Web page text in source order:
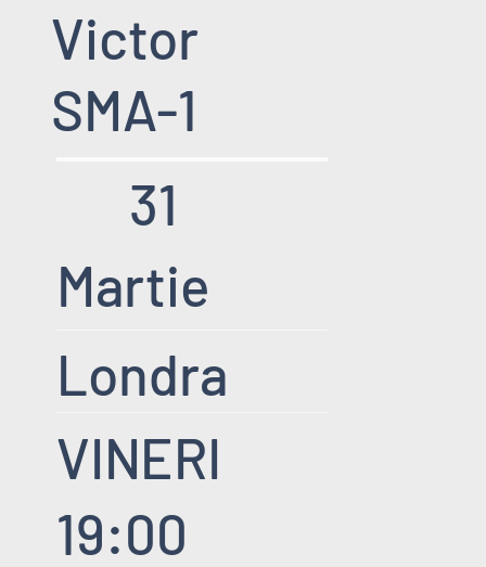
Victor
SMA-1
31
Martie
Londra
VINERI
19:00